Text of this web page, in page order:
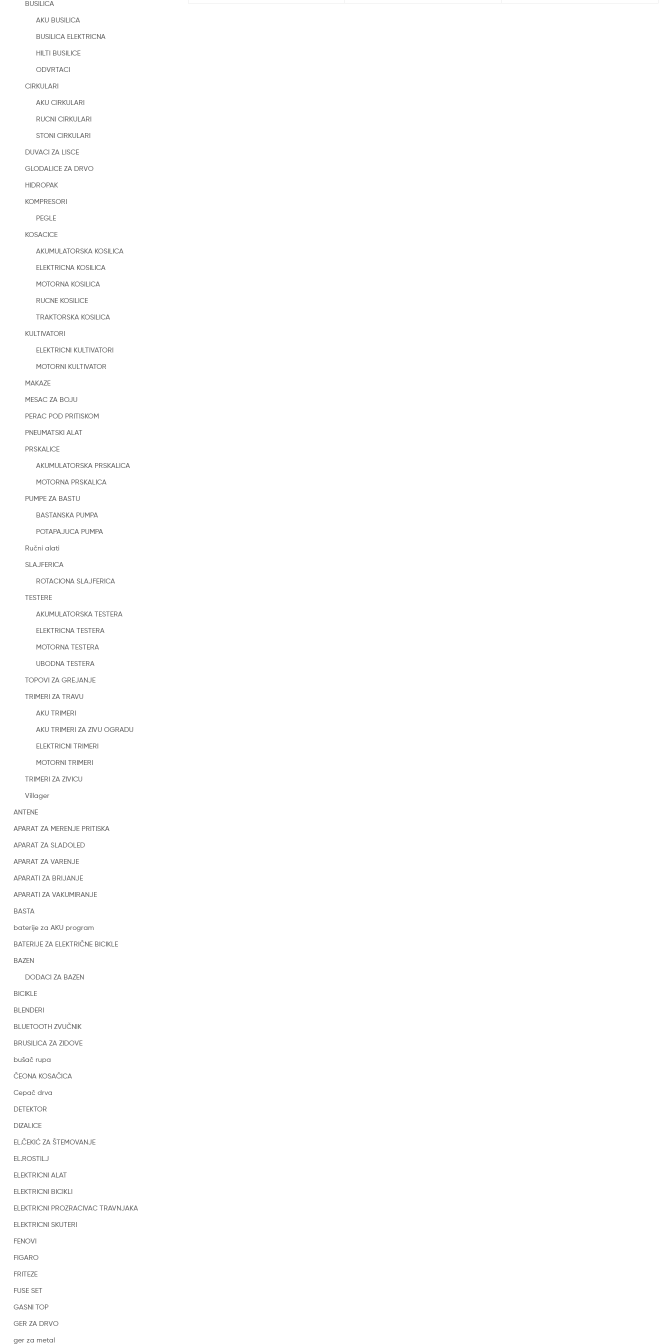
BUSILICA
AKU BUSILICA
BUSILICA ELEKTRICNA
HILTI BUSILICE
ODVRTACI
CIRKULARI
AKU CIRKULARI
RUCNI CIRKULARI
STONI CIRKULARI
DUVACI ZA LISCE
GLODALICE ZA DRVO
HIDROPAK
KOMPRESORI
PEGLE
KOSACICE
AKUMULATORSKA KOSILICA
ELEKTRICNA KOSILICA
MOTORNA KOSILICA
RUCNE KOSILICE
TRAKTORSKA KOSILICA
KULTIVATORI
ELEKTRICNI KULTIVATORI
MOTORNI KULTIVATOR
MAKAZE
MESAC ZA BOJU
PERAC POD PRITISKOM
PNEUMATSKI ALAT
PRSKALICE
AKUMULATORSKA PRSKALICA
MOTORNA PRSKALICA
PUMPE ZA BASTU
BASTANSKA PUMPA
POTAPAJUCA PUMPA
Ručni alati
SLAJFERICA
ROTACIONA SLAJFERICA
TESTERE
AKUMULATORSKA TESTERA
ELEKTRICNA TESTERA
MOTORNA TESTERA
UBODNA TESTERA
TOPOVI ZA GREJANJE
TRIMERI ZA TRAVU
AKU TRIMERI
AKU TRIMERI ZA ZIVU OGRADU
ELEKTRICNI TRIMERI
MOTORNI TRIMERI
TRIMERI ZA ZIVICU
Villager
ANTENE
APARAT ZA MERENJE PRITISKA
APARAT ZA SLADOLED
APARAT ZA VARENJE
APARATI ZA BRIJANJE
APARATI ZA VAKUMIRANJE
BASTA
baterije za AKU program
BATERIJE ZA ELEKTRIČNE BICIKLE
BAZEN
DODACI ZA BAZEN
BICIKLE
BLENDERI
BLUETOOTH ZVUČNIK
BRUSILICA ZA ZIDOVE
bušač rupa
ČEONA KOSAČICA
Cepač drva
DETEKTOR
DIZALICE
EL.ČEKIĆ ZA ŠTEMOVANJE
EL.ROSTILJ
ELEKTRICNI ALAT
ELEKTRICNI BICIKLI
ELEKTRICNI PROZRACIVAC TRAVNJAKA
ELEKTRICNI SKUTERI
FENOVI
FIGARO
FRITEZE
FUSE SET
GASNI TOP
GER ZA DRVO
ger za metal